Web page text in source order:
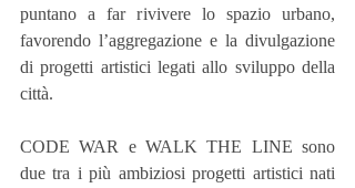
puntano a far rivivere lo spazio urbano,
favorendo l’aggregazione e la divulgazione
di progetti artistici legati allo sviluppo della
città.
CODE WAR e WALK THE LINE sono
due tra i più ambiziosi progetti artistici nati